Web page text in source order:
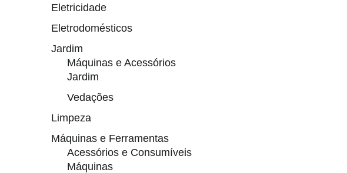
Eletricidade
Eletrodomésticos
Jardim
Máquinas e Acessórios
Jardim
Vedações
Limpeza
Máquinas e Ferramentas
Acessórios e Consumíveis
Máquinas